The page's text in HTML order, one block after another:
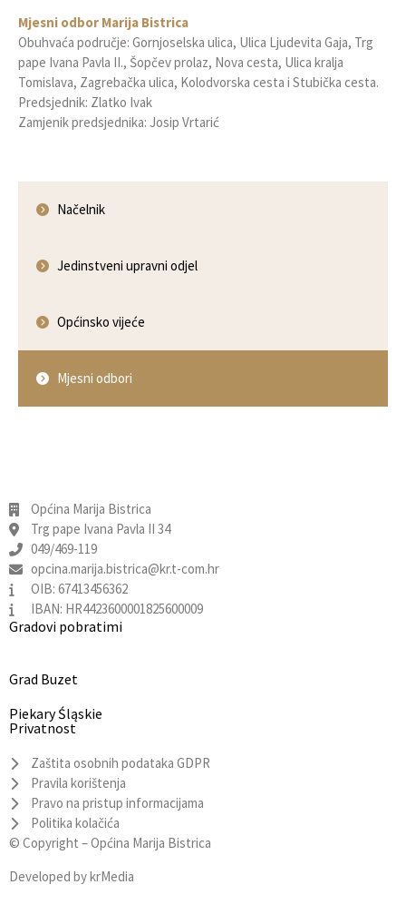
Mjesni odbor Marija Bistrica
Obuhvaća područje: Gornjoselska ulica, Ulica Ljudevita Gaja, Trg
pape Ivana Pavla II., Šopčev prolaz, Nova cesta, Ulica kralja
Tomislava, Zagrebačka ulica, Kolodvorska cesta i Stubička cesta.
Predsjednik: Zlatko Ivak
Zamjenik predsjednika: Josip Vrtarić
Načelnik
Jedinstveni upravni odjel
Općinsko vijeće
Mjesni odbori
Općina Marija Bistrica
Trg pape Ivana Pavla II 34
049/469-119
opcina.marija.bistrica@kr.t-com.hr
OIB: 67413456362
IBAN: HR4423600001825600009
Gradovi pobratimi
Grad Buzet
Piekary Śląskie
Privatnost
Zaštita osobnih podataka GDPR
Pravila korištenja
Pravo na pristup informacijama
Politika kolačića
© Copyright –Općina Marija Bistrica
Developed bykrMedia